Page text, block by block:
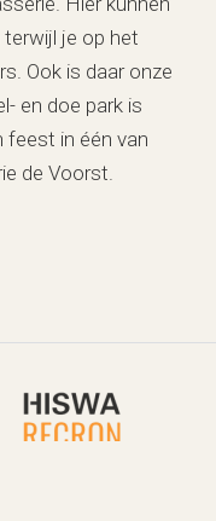
terwijl je op het
Ook is daar onze
en doe park is
in één van
de Voorst.